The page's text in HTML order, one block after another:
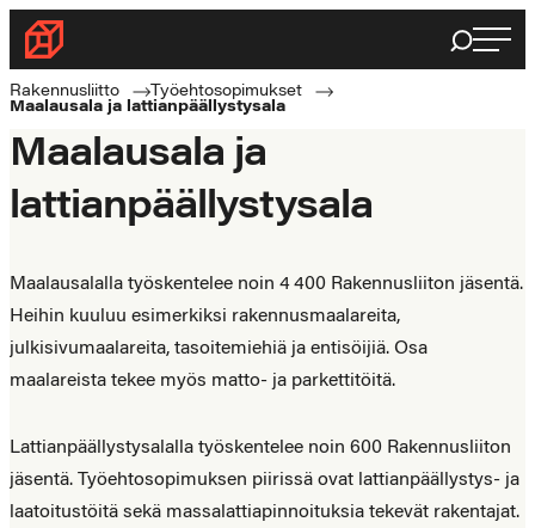
Siirry
suoraan
sisältöön
Rakennusliitto
Rakennusalan
ammattilaisten
puolella
Haku
Rakennusliitto
Työehtosopimukset
Maalausala ja lattianpäällystysala
Maalausala ja
lattianpäällystysala
Maalausalalla työskentelee noin 4 400 Rakennusliiton jäsentä.
Heihin kuuluu esimerkiksi rakennusmaalareita,
julkisivumaalareita, tasoitemiehiä ja entisöijiä. Osa
maalareista tekee myös matto- ja parkettitöitä.
Lattianpäällystysalalla työskentelee noin 600 Rakennusliiton
jäsentä. Työehtosopimuksen piirissä ovat lattianpäällystys- ja
laatoitustöitä sekä massalattiapinnoituksia tekevät rakentajat.